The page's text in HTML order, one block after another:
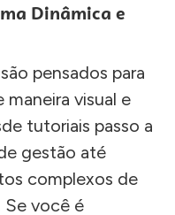
Dinâmica e
pensados para
visual e
tutoriais passo a
gestão até
complexos de
Se você é